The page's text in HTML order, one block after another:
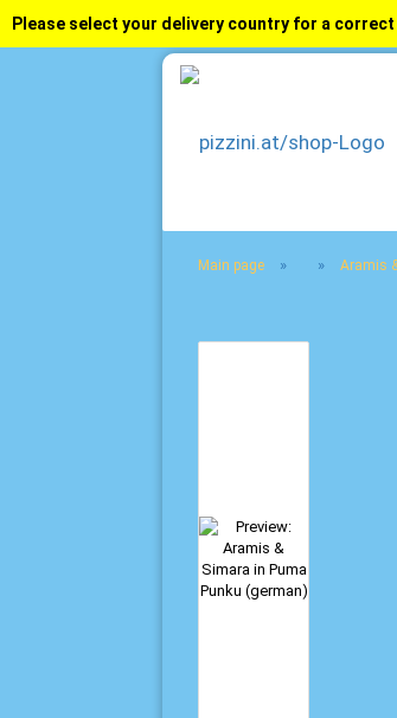
Please select your delivery country for a
Main page » » Aramis